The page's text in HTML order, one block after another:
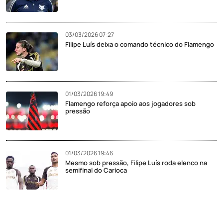
03/03/2026 07:27
Filipe Luís deixa o comando técnico do Flamengo
01/03/2026 19:49
Flamengo reforça apoio aos jogadores sob
pressão
01/03/2026 19:46
Mesmo sob pressão, Filipe Luís roda elenco na
semifinal do Carioca